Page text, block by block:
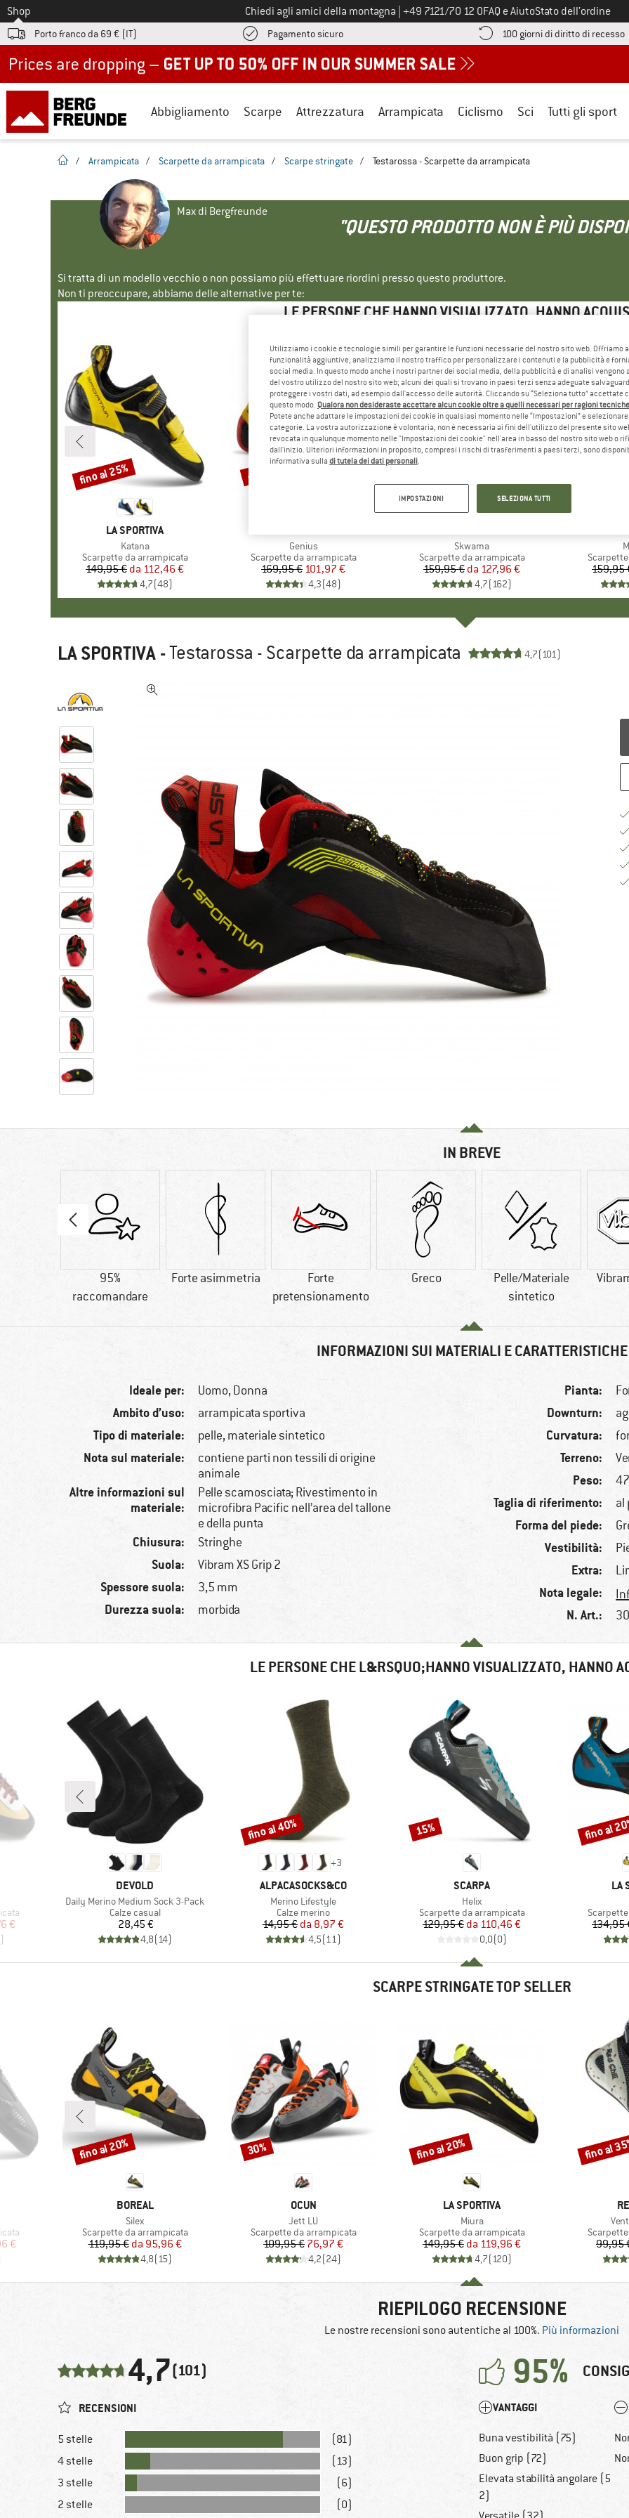
Allo
Shop Chiedi agli amici della montagna Chiamaci al numero
+49 7121/70 12 0FAQ e AiutoStato dell’ordine
Porto franco da 69 € (IT) Pagamento sicuroQui trovi le informazioni di pagamento! Si apre in una casella
100 giorni di diritto di recesso
Abbigliamento Scarpe Attrezzatura Arrampicata Ciclismo Sci Tutti gli sport
pagina iniziale
/ Arrampicata / Scarpette da arrampicata / Scarpe stringate / Testarossa - Scarpette da arrampicata
Max di Bergfreunde
"QUESTO PRODOTTO NON È PIÙ
Si tratta di un modello vecchio o non possiamo più effettuare riordini presso questo produttore.
Non ti preoccupare, abbiamo delle alternative per te:
LE PERSONE CHE HANNO VISUALIZZATO, HANNO
MARCHIO
LA SPORTIVA
Articolo
Katana
Gruppo di prodotti
Scarpette da arrampicata
Prezzo
149,95 € Prezzo ridotto
da 112,46 €
4,7(48)
Sconto
fino al 25%
Articolo
Genius
Gruppo di prodotti
Scarpette da arrampicata
Prezzo
169,95 € Prezzo ridotto
101,97 €
4,3(48)
Sconto
40%
Articolo
Skwama
Gruppo di prodotti
Scarpette da arrampicata
Prezzo
159,95 € Prezzo ridotto
da 127,96 €
4,7(162)
fino al 20%
Gruppo
159,95
LA SPORTIVA -Testarossa - Scarpette da arrampicata 4,7(101)
IN BREVE
95%
raccomandare
Forte asimmetria
Forte
pretensionamento
Greco
Pelle/Materiale
sintetico
INFORMAZIONI SUI MATERIALI E CARATTERISTICHE
Ideale per: Uomo, Donna
Ambito d’uso: arrampicata sportiva
Tipo di materiale: pelle, materiale sintetico
Nota sul materiale:
contiene parti non tessili di origine
animale
Altre informazioni sul
materiale:
Pelle scamosciata; Rivestimento in
microfibra Pacific nell’area del tallone
e della punta
Chiusura: Stringhe
Suola: Vibram XS Grip 2
Spessore suola: 3,5 mm
Durezza suola: morbida
Pianta:
Downturn:
Curvatura:
Terreno:
Peso:
Taglia di riferimento: al
Forma del piede:
Vestibilità:
Extra:
Nota legale:
N. Art.:
LE PERSONE CHE L&RSQUO;HANNO VISUALIZZATO, HANNO
€
)
MARCHIO
DEVOLD
Articolo
Daily Merino Medium Sock 3-Pack
Gruppo di prodotti
Calze casual
Prezzo
28,45 €
4,8(14)
+3
MARCHIO
ALPACASOCKS&CO
Articolo
Merino Lifestyle
Gruppo di prodotti
Calze merino
Prezzo
14,95 € Prezzo ridotto
da 8,97 €
4,5(11)
Sconto
fino al 40%
MARCHIO
SCARPA
Articolo
Helix
Gruppo di prodotti
Scarpette da arrampicata
Prezzo
129,95 € Prezzo ridotto
da 110,46 €
0,0(0)
Sconto
15%
LA
Gruppo
134,95
Sconto
fino al
SCARPE STRINGATE TOP SELLER
€
MARCHIO
BOREAL
Articolo
Silex
Gruppo di prodotti
Scarpette da arrampicata
Prezzo
119,95 € Prezzo ridotto
da 95,96 €
4,8(15)
Sconto
fino al 20%
MARCHIO
OCUN
Articolo
Jett LU
Gruppo di prodotti
Scarpette da arrampicata
Prezzo
109,95 €Prezzo ridotto
76,97 €
4,2(24)
Sconto
30%
MARCHIO
LA SPORTIVA
Articolo
Miura
Gruppo di prodotti
Scarpette da arrampicata
Prezzo
149,95 € Prezzo ridotto
da 119,96 €
4,7(120)
Sconto
fino al 20%
Gruppo
99,95
Sconto
fino al
RIEPILOGO RECENSIONE
Le nostre recensioni sono autentiche al 100%. Più informazioni
4,7(101) 95%
RECENSIONI
5 stelle
(81)
4 stelle
(13)
3 stelle
(6)
2 stelle
(0)
VANTAGGI
Buna vestibilità (75)
Buon grip (72)
Elevata stabilità angolare (5
2)
Utilizziamo i cookie e tecnologie simili per garantire le funzioni necessarie del nostro sito web. Offriamo
funzionalità aggiuntive, analizziamo il nostro traffico per personalizzare i contenuti e la pubblicità e
social media. In questo modo anche i nostri partner dei social media, della pubblicità e di analisi vengono
del vostro utilizzo del nostro sito web; alcuni dei quali si trovano in paesi terzi senza adeguate
proteggere i vostri dati, ad esempio dall'accesso delle autorità. Cliccando su “Seleziona tutto” accettate
questo modo. Qualora non desideraste accettare alcun cookie oltre a quelli necessari per ragioni
Potete anche adattare le impostazioni dei cookie in qualsiasi momento nelle “Impostazioni” e
categorie. La vostra autorizzazione è volontaria, non è necessaria ai fini dell'utilizzo del presente sito
revocata in qualunque momento nelle "Impostazioni dei cookie" nell'area in basso del nostro sito web o
dall'inizio. Ulteriori informazioni in proposito, compresi i rischi di trasferimenti a paesi terzi, sono
informativa sulla di tutela dei dati personali.
IMPOSTAZIONI SELEZIONA TUTTI